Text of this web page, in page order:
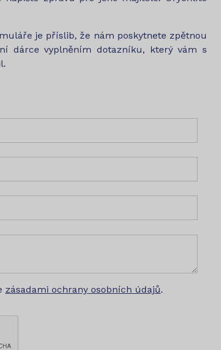
je příslib, že nám poskytnete zpětnou
dárce vyplněním dotazníku, který vám s
zásadami ochrany osobních údajů.